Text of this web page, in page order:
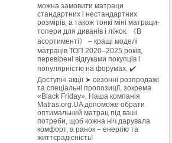
можна замовити матраци
стандартних і нестандартних
розмірів, а також тонкі міні матраци-
топери для диванів і ліжок. 《В
асортименті》 – кращі моделі
матраців ТОП 2020–2025 років,
перевірені відгуками покупців і
популярністю на форумах. ✔️
Доступні акції ➤ сезонні розпродажі
та спеціальні пропозиції, зокрема
«Black Friday». Наша компанія
Matras.org.UA допоможе обрати
оптимальний матрац під ваші
потреби, щоб кожна ніч дарувала
комфорт, а ранок – енергію та
життєрадісність!